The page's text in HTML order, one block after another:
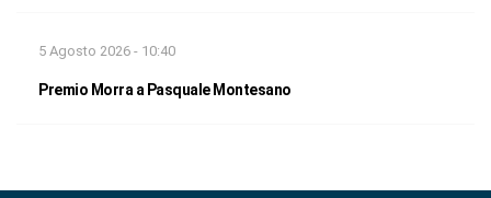
5 Agosto 2026 - 10:40
Premio Morra a Pasquale Montesano